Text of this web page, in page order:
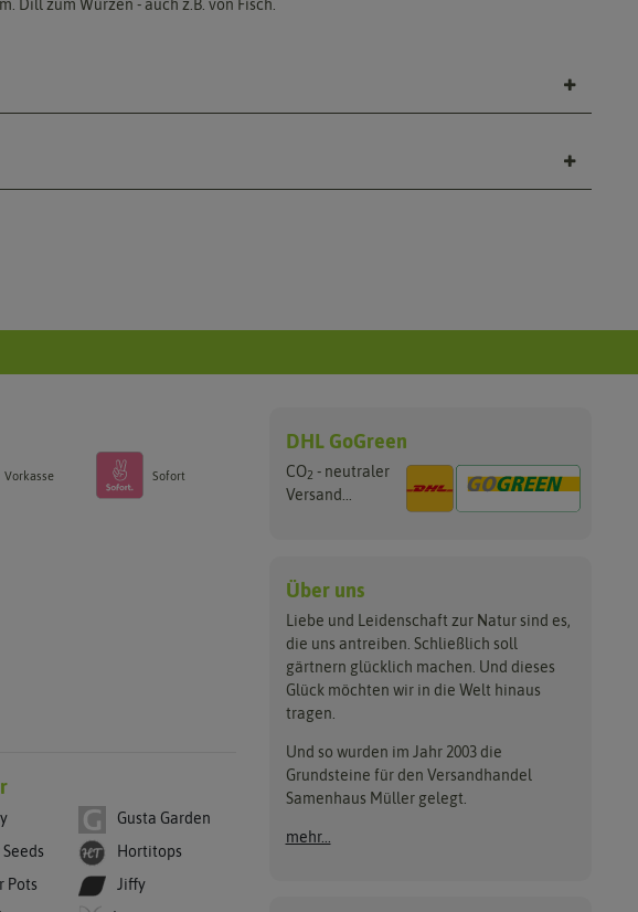
zum Würzen - auch z.B. von Fisch.
Vorkasse Sofort
Pots
Gusta Garden
Hortitops
Jiffy
DHL GoGreen
CO2 - neutraler
Versand...
Über uns
Liebe und Leidenschaft zur Natur sind es,
die uns antreiben. Schließlich soll
gärtnern glücklich machen. Und dieses
Glück möchten wir in die Welt hinaus
tragen.
Und so wurden im Jahr 2003 die
Grundsteine für den Versandhandel
Samenhaus Müller gelegt.
mehr...